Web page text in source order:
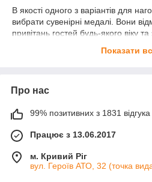
В якості одного з варіантів для
вибрати сувенірні медалі. Вони
привітань гостей будь-якого віку
представлені дитячі, корпоративні,
вартість та різноманітний вибір
Святкові дитячі,
ювілейні сувенірні
Показати
Про нас
99% позитивних з 1831 відгука
Працює з 13.06.2017
м. Кривий Ріг
вул. Героїв АТО, 32 (точка